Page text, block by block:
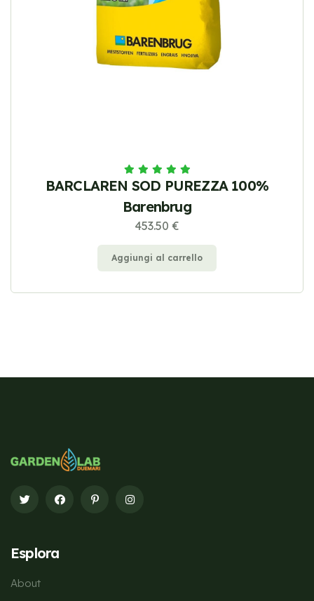
BARCLAREN SOD PUREZZA 100%
Barenbrug
453.50 €
Aggiungi al carrello
Esplora
About